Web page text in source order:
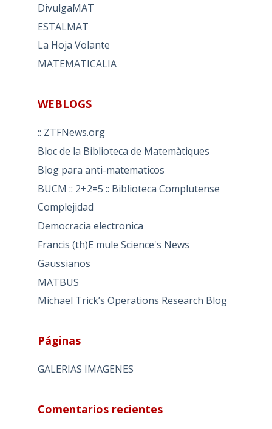
DivulgaMAT
ESTALMAT
La Hoja Volante
MATEMATICALIA
WEBLOGS
:: ZTFNews.org
Bloc de la Biblioteca de Matemàtiques
Blog para anti-matematicos
BUCM :: 2+2=5 :: Biblioteca Complutense
Complejidad
Democracia electronica
Francis (th)E mule Science's News
Gaussianos
MATBUS
Michael Trick’s Operations Research Blog
Páginas
GALERIAS IMAGENES
Comentarios recientes